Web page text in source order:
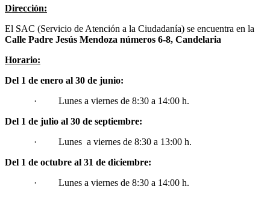
Dirección:
El SAC (Servicio de Atención a la Ciudadanía) se encuentra en la
Calle Padre Jesús Mendoza números 6-8, Candelaria
Horario:
Del 1 de enero al 30 de junio:
· Lunes a viernes de 8:30 a 14:00 h.
Del 1 de julio al 30 de septiembre:
· Lunes a viernes de 8:30 a 13:00 h.
Del 1 de octubre al 31 de diciembre:
· Lunes a viernes de 8:30 a 14:00 h.